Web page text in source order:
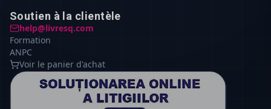
Soutien à la clientèle
help@livresq.com
Formation
ANPC
Voir le panier d'achat